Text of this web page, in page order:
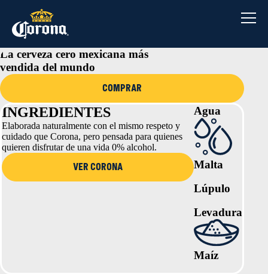
contenido
La cerveza cero mexicana más
vendida del mundo
COMPRAR
INGREDIENTES
Elaborada naturalmente con el mismo respeto y
cuidado que Corona, pero pensada para quienes
quieren disfrutar de una vida 0% alcohol.
ver corona
Agua
Malta
Lúpulo
Levadura
Maíz